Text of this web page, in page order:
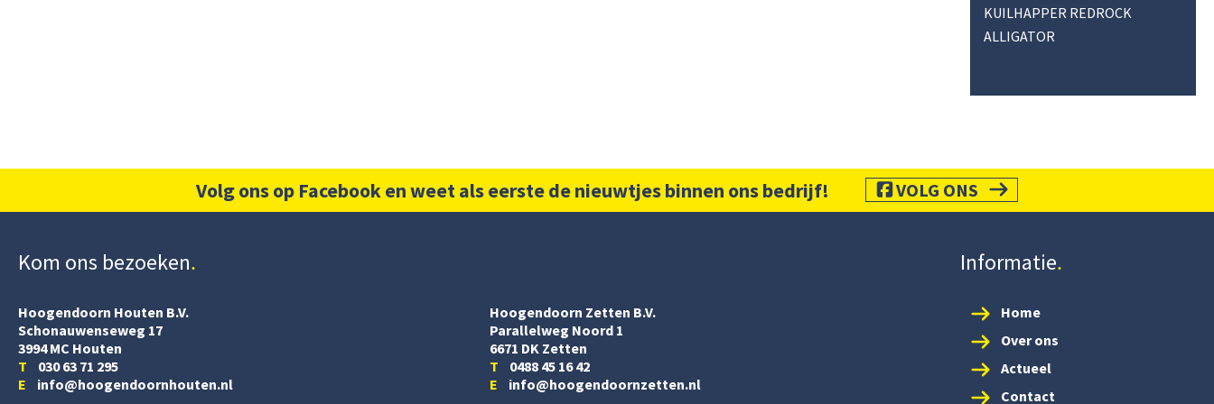
KUILHAPPER REDROCK
ALLIGATOR
Volg ons op Facebook en weet als eerste de nieuwtjes binnen ons bedrijf! VOLG ONS
Kom ons bezoeken
Hoogendoorn Houten B.V.
Schonauwenseweg 17
3994 MC Houten
T 030 63 71 295
E info@hoogendoornhouten.nl
Hoogendoorn Zetten B.V.
Parallelweg Noord 1
6671 DK Zetten
T 0488 45 16 42
E info@hoogendoornzetten.nl
Informatie
Home
Over ons
Actueel
Contact